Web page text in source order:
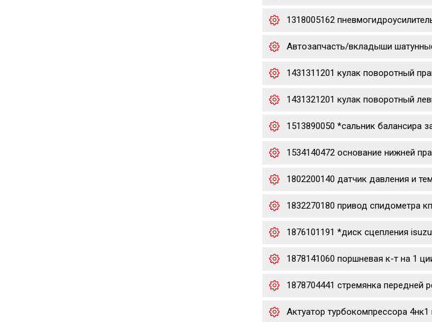
1318005162
Автозапчасть/вкладыши
1431311201 кулак поворотный
1431321201 кулак поворотный
1513890050 *сальник балансира
1534140472 основание нижней
1802200140 датчик давления и
1832270180 привод спидометра
1876101191 *диск сцепления
1878141060 поршневая к-т на 1
1878704441 стремянка передней
Актуатор турбокомпрессора